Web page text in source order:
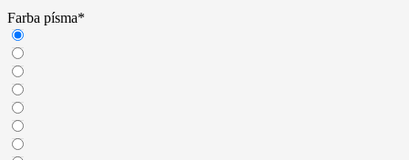
Farba písma*